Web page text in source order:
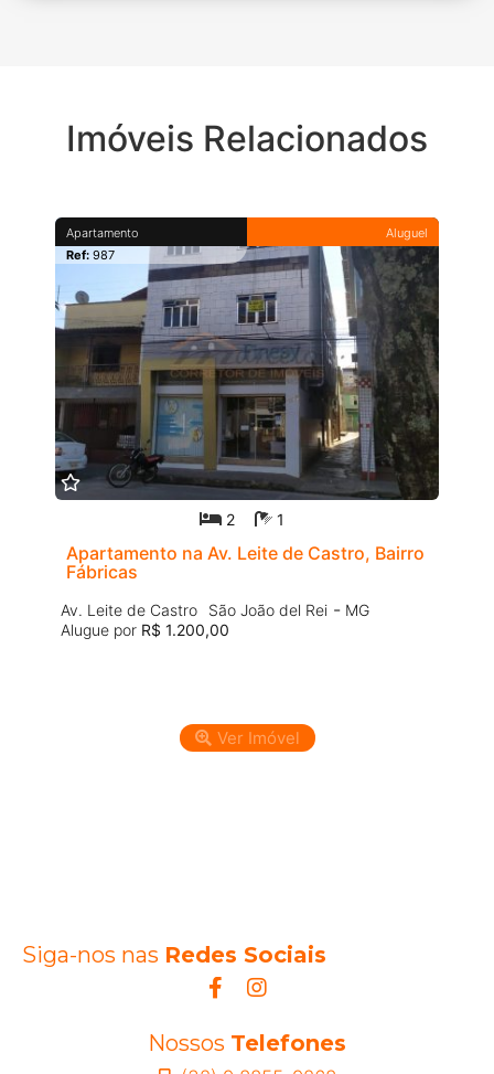
Imóveis Relacionados
Aluguel
Apartamento
Ref: 987
2 1
Apartamento na Av. Leite de Castro, Bairro
Fábricas
Av. Leite de Castro São João del Rei - MG
Alugue por R$ 1.200,00
Ver Imóvel
Siga-nos nas Redes Sociais
Nossos Telefones